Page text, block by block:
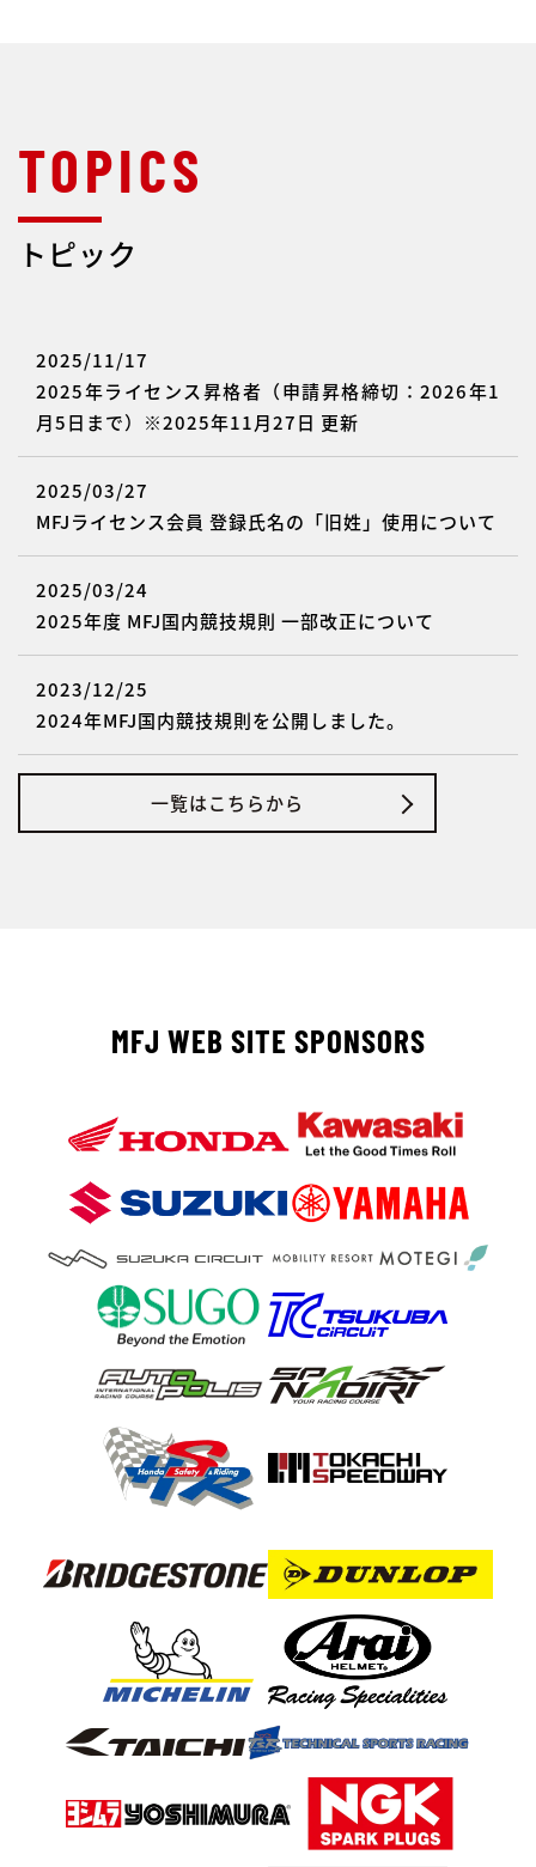
トピック
2025/11/17
2025年ライセンス昇格者（申請昇格締切：2026年1
月5日まで）※2025年11月27日 更新
2025/03/27
MFJライセンス会員 登録氏名の「旧姓」使用について
2025/03/24
2025年度 MFJ国内競技規則 一部改正について
2023/12/25
2024年MFJ国内競技規則を公開しました。
一覧はこちらから
MFJ WEB SITE SPONSORS